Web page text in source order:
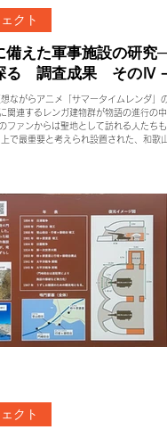
えた軍事施設の研究─
る 調査成果 そのⅣ－
ながらアニメ「サマータイムレンダ」の
関連するレンガ建物群が物語の進行の中
ファンからは聖地として訪れる人たちも
で最重要と考えられ設置された、和歌山
2024「明治時代の友ヶ島砲台」『和
報』2024 由良要塞（紀淡海峡側）リス
「明治時代の友ヶ島砲台」『和歌山
2024 富永里菜 2025 「明治時代の友
会発表資料 （和歌山市文化振興課） 富
ヶ島砲台」考古学研究会関西例会発
） 富永里菜 2025 「明治時代の友ヶ
会発表資料 （和歌山市文化
クト
クト